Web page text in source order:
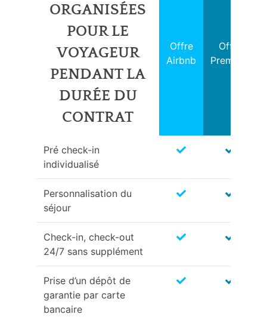
ORGANISÉES
POUR LE
VOYAGEUR
PENDANT LA
DURÉE DU
CONTRAT
Offre
Airbnb
Offre
Premium
Pré check-in
individualisé
Personnalisation du
séjour
Check-in, check-out
24/7 sans supplément
Prise d’un dépôt de
garantie par carte
bancaire